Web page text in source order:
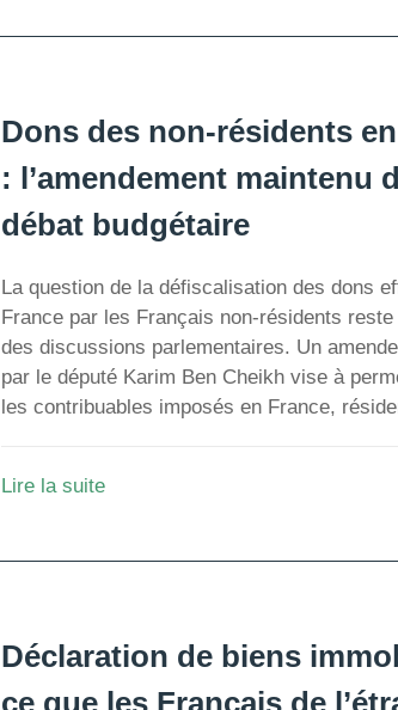
Dons des non-résidents
: l’amendement maintenu
débat budgétaire
La question de la défiscalisation des dons
France par les Français non-résidents
des discussions parlementaires. Un
par le député Karim Ben Cheikh vise à
les contribuables imposés en France,
Lire la suite
Déclaration de biens